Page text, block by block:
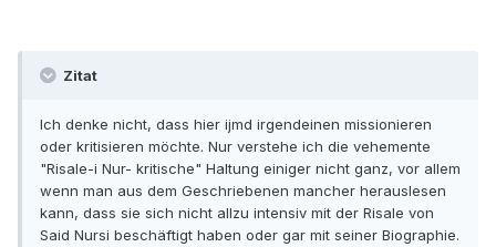
Zitat
Ich denke nicht, dass hier ijmd irgendeinen missionieren
oder kritisieren möchte. Nur verstehe ich die vehemente
"Risale-i Nur- kritische" Haltung einiger nicht ganz, vor allem
wenn man aus dem Geschriebenen mancher herauslesen
kann, dass sie sich nicht allzu intensiv mit der Risale von
Said Nursi beschäftigt haben oder gar mit seiner Biographie.